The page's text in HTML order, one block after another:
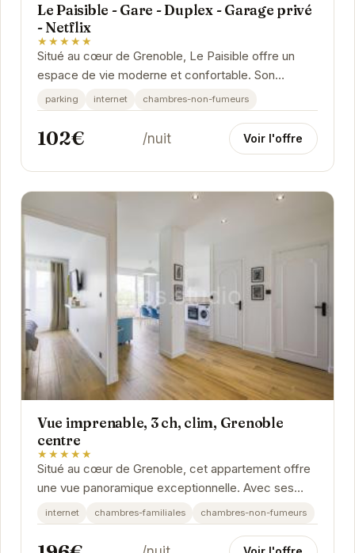
Le Paisible - Gare - Duplex - Garage privé
- Netflix
★★★★★
Situé au cœur de Grenoble, Le Paisible offre un
espace de vie moderne et confortable. Son
emplacement privilégié près de la gare facilite
vos...
parking internet chambres-non-fumeurs
102€ /nuit Voir l'offre
Vue imprenable, 3 ch, clim, Grenoble
centre
★★★★★
Situé au cœur de Grenoble, cet appartement offre
une vue panoramique exceptionnelle. Avec ses
trois chambres, il peut accueillir confortablement...
internet chambres-familiales chambres-non-fumeurs